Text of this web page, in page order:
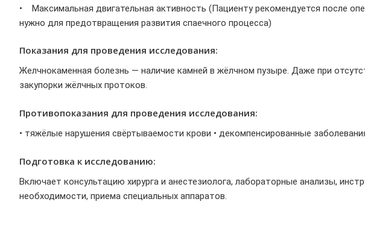
• Максимальная двигательная активность (Пациенту рекомендуется после
нужно для предотвращения развития спаечного процесса)
Показания для проведения исследования:
Желчнокаменная болезнь — наличие камней в жёлчном пузыре. Даже при
закупорки жёлчных протоков.
Противопоказания для проведения исследования:
• тяжёлые нарушения свёртываемости крови • декомпенсированные
Подготовка к исследованию:
Включает консультацию хирурга и анестезиолога, лабораторные анализы,
необходимости, приема специальных аппаратов.